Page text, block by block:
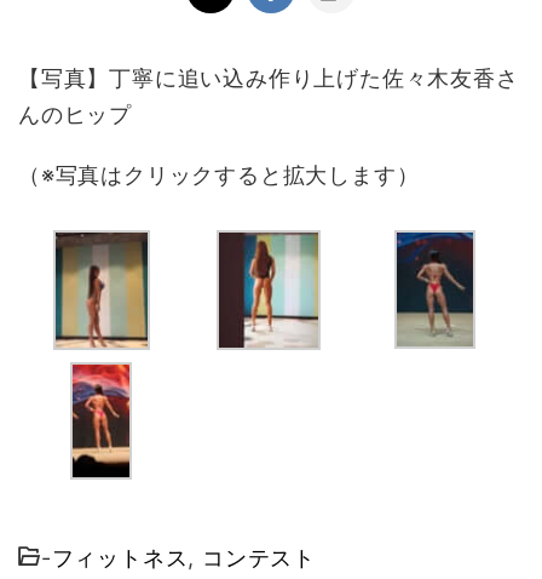
【写真】丁寧に追い込み作り上げた佐々木友香さ
んのヒップ
（※写真はクリックすると拡大します）
-フィットネス , コンテスト